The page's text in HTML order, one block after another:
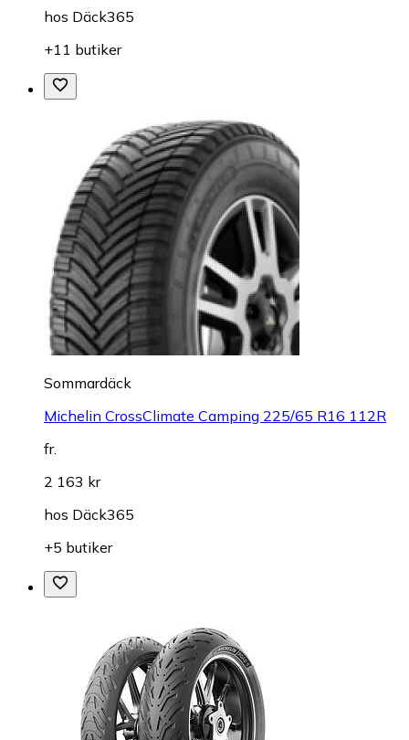
hos Däck365
+11 butiker
Sommardäck
Michelin CrossClimate Camping 225/65 R16 112R
fr.
2 163 kr
hos Däck365
+5 butiker